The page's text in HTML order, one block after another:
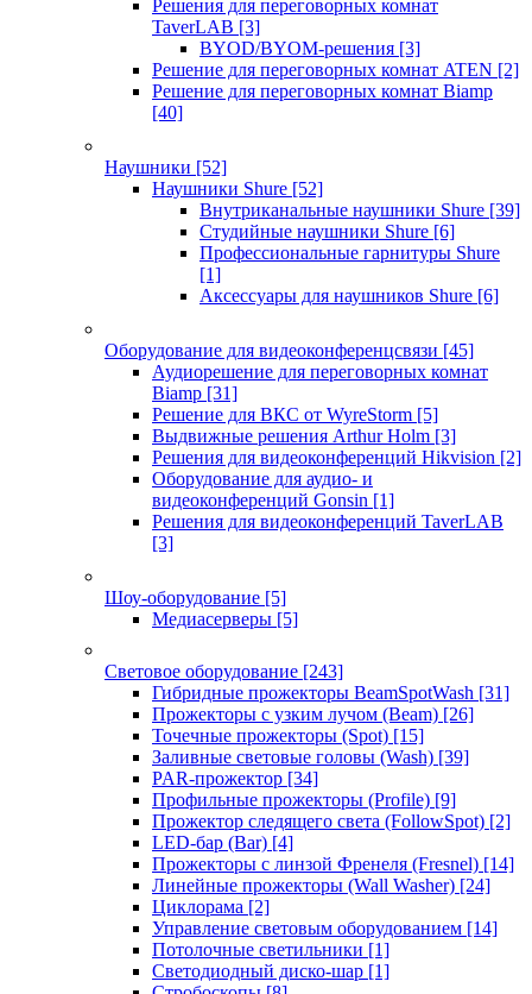
Решения для переговорных комнат
TaverLAB [3]
BYOD/BYOM-решения [3]
Решение для переговорных комнат ATEN [2]
Решение для переговорных комнат Biamp
[40]
Наушники [52]
Наушники Shure [52]
Внутриканальные наушники Shure [39]
Студийные наушники Shure [6]
Профессиональные гарнитуры Shure
[1]
Аксессуары для наушников Shure [6]
Оборудование для видеоконференцсвязи [45]
Аудиорешение для переговорных комнат
Biamp [31]
Решение для ВКС от WyreStorm [5]
Выдвижные решения Arthur Holm [3]
Решения для видеоконференций Hikvision [2]
Оборудование для аудио- и
видеоконференций Gonsin [1]
Решения для видеоконференций TaverLAB
[3]
Шоу-оборудование [5]
Медиасерверы [5]
Световое оборудование [243]
Гибридные прожекторы BeamSpotWash [31]
Прожекторы с узким лучом (Beam) [26]
Точечные прожекторы (Spot) [15]
Заливные световые головы (Wash) [39]
PAR-прожектор [34]
Профильные прожекторы (Profile) [9]
Прожектор следящего света (FollowSpot) [2]
LED-бар (Bar) [4]
Прожекторы с линзой Френеля (Fresnel) [14]
Линейные прожекторы (Wall Washer) [24]
Циклорама [2]
Управление световым оборудованием [14]
Потолочные светильники [1]
Светодиодный диско-шар [1]